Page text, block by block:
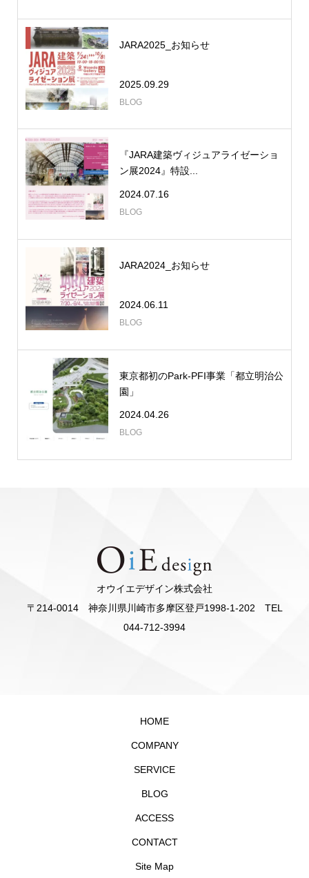
JARA2025_お知らせ
2025.09.29
BLOG
『JARA建築ヴィジュアライゼーショ
ン展2024』特設...
2024.07.16
BLOG
JARA2024_お知らせ
2024.06.11
BLOG
東京都初のPark-PFI事業「都立明治公
園」
2024.04.26
BLOG
オウイエデザイン株式会社
〒214-0014 神奈川県川崎市多摩区登戸1998-1-202 TEL
044-712-3994
HOME
COMPANY
SERVICE
BLOG
ACCESS
CONTACT
Site Map